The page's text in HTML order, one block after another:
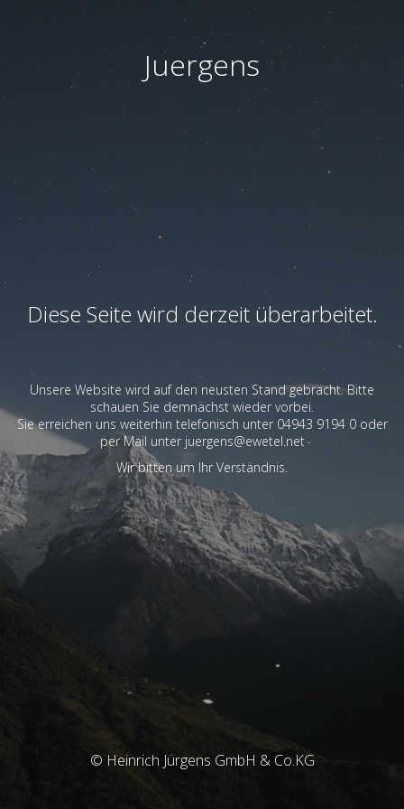
Juergens
Diese Seite wird derzeit überarbeitet.
Unsere Website wird auf den neusten Stand gebracht. Bitte
schauen Sie demnächst wieder vorbei.
Sie erreichen uns weiterhin telefonisch unter 04943 9194 0 oder
per Mail unter juergens@ewetel.net
Wir bitten um Ihr Verständnis.
© Heinrich Jürgens GmbH & Co.KG